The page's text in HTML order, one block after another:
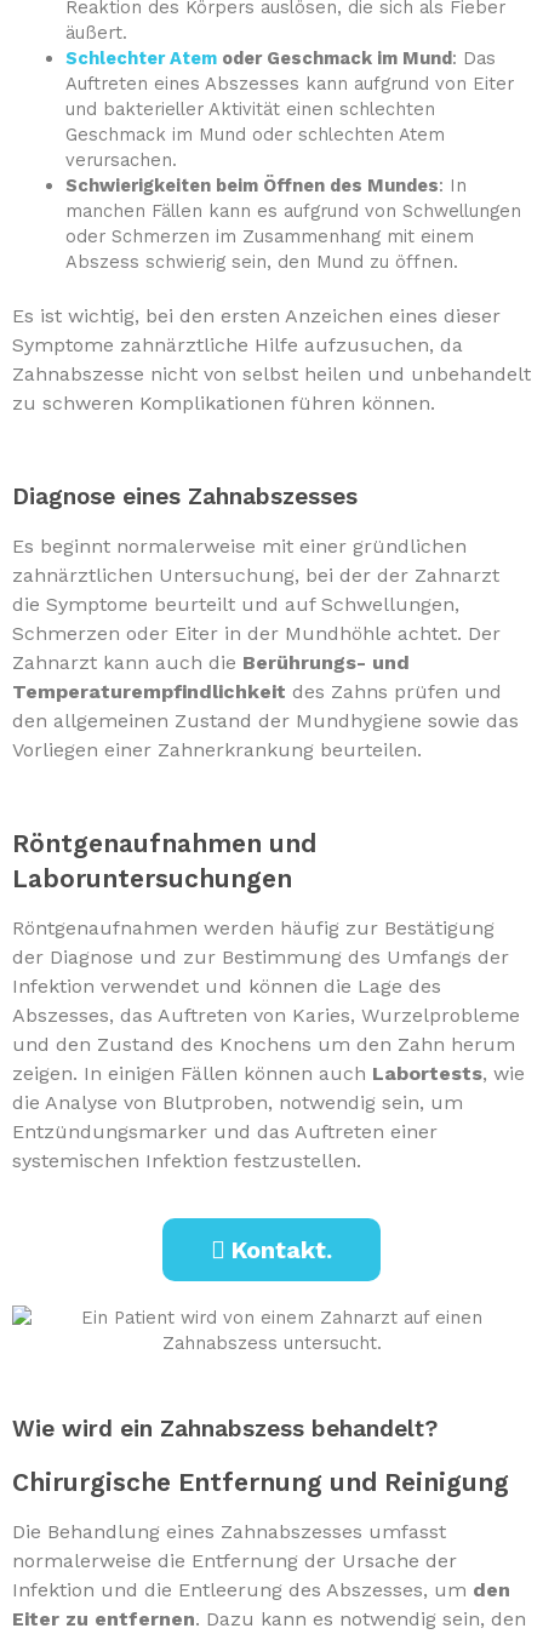
Reaktion des Körpers auslösen, die sich als Fieber
äußert.
Schlechter Atemoder Geschmack im Mund: Das
Auftreten eines Abszesses kann aufgrund von Eiter
und bakterieller Aktivität einen schlechten
Geschmack im Mund oder schlechten Atem
verursachen.
Schwierigkeiten beim Öffnen des Mundes: In
manchen Fällen kann es aufgrund von Schwellungen
oder Schmerzen im Zusammenhang mit einem
Abszess schwierig sein, den Mund zu öffnen.
Es ist wichtig, bei den ersten Anzeichen eines dieser
Symptome zahnärztliche Hilfe aufzusuchen, da
Zahnabszesse nicht von selbst heilen und unbehandelt
zu schweren Komplikationen führen können.
Diagnose eines Zahnabszesses
Es beginnt normalerweise mit einer gründlichen
zahnärztlichen Untersuchung, bei der der Zahnarzt
die Symptome beurteilt und auf Schwellungen,
Schmerzen oder Eiter in der Mundhöhle achtet. Der
Zahnarzt kann auch die Berührungs- und
Temperaturempfindlichkeit des Zahns prüfen und
den allgemeinen Zustand der Mundhygiene sowie das
Vorliegen einer Zahnerkrankung beurteilen.
Röntgenaufnahmen und
Laboruntersuchungen
Röntgenaufnahmen werden häufig zur Bestätigung
der Diagnose und zur Bestimmung des Umfangs der
Infektion verwendet und können die Lage des
Abszesses, das Auftreten von Karies, Wurzelprobleme
und den Zustand des Knochens um den Zahn herum
zeigen. In einigen Fällen können auch Labortests, wie
die Analyse von Blutproben, notwendig sein, um
Entzündungsmarker und das Auftreten einer
systemischen Infektion festzustellen.
Kontakt.
Wie wird ein Zahnabszess behandelt?
Chirurgische Entfernung und Reinigung
Die Behandlung eines Zahnabszesses umfasst
normalerweise die Entfernung der Ursache der
Infektion und die Entleerung des Abszesses, um den
Eiter zu entfernen. Dazu kann es notwendig sein, den